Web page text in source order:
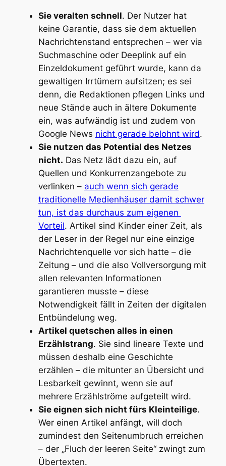
Sie veralten schnell. Der Nutzer hat
keine Garantie, dass sie dem aktuellen
Nachrichtenstand entsprechen – wer via
Suchmaschine oder Deeplink auf ein
Einzeldokument geführt wurde, kann da
gewaltigen Irrtümern aufsitzen; es sei
denn, die Redaktionen pflegen Links und
neue Stände auch in ältere Dokumente
ein, was aufwändig ist und zudem von
Google News nicht gerade belohnt wird.
Sie nutzen das Potential des Netzes
nicht. Das Netz lädt dazu ein, auf
Quellen und Konkurrenzangebote zu
verlinken – auch wenn sich gerade
traditionelle Medienhäuser damit schwer
tun, ist das durchaus zum eigenen
Vorteil. Artikel sind Kinder einer Zeit, als
der Leser in der Regel nur eine einzige
Nachrichtenquelle vor sich hatte – die
Zeitung – und die also Vollversorgung mit
allen relevanten Informationen
garantieren musste – diese
Notwendigkeit fällt in Zeiten der digitalen
Entbündelung weg.
Artikel quetschen alles in einen
Erzählstrang. Sie sind lineare Texte und
müssen deshalb eine Geschichte
erzählen – die mitunter an Übersicht und
Lesbarkeit gewinnt, wenn sie auf
mehrere Erzählströme aufgeteilt wird.
Sie eignen sich nicht fürs Kleinteilige.
Wer einen Artikel anfängt, will doch
zumindest den Seitenumbruch erreichen
– der „Fluch der leeren Seite“ zwingt zum
Übertexten.